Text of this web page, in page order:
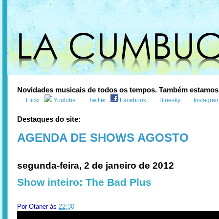
Novidades musicais de todos os tempos. Também
Flickr : Youtube : Twitter : Facebook : Bluesky :
Destaques do site:
AGENDA DE SHOWS AGOSTO
segunda-feira, 2 de janeiro de 2012
Show inteiro: The Bad Plus
Por Otaner às 22:30